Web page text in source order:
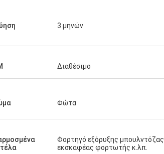
3 μηνών
Διαθέσιμο
Φώτα
Φορτηγό εξόρυξης μπουλντόζας
εκσκαφέας φορτωτής κ.λπ.